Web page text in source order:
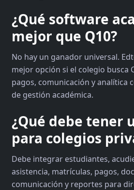
¿Qué software
mejor que Q10?
No hay un ganador universal.
mejor opción si el colegio busca
pagos, comunicación y analítica
de gestión académica.
¿Qué debe tener
para colegios
Debe integrar estudiantes,
asistencia, matrículas, pagos,
comunicación y reportes para